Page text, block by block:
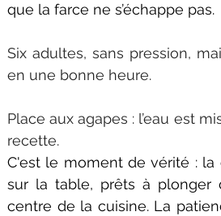
que la farce ne s’échappe pas.
Six adultes, sans pression,
en une bonne heure.
Place aux agapes : l’eau est
recette.
C'est le moment de vérité :
sur la table, prêts à plonger
centre de la cuisine. La